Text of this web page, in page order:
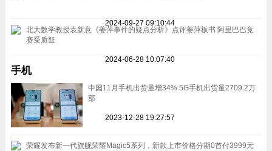
2024-09-27 09:10:44
北大数学教授袁新意《姜萍事件的疑点分析》点评姜萍板书 阿里巴巴竞
赛受质疑
2024-06-28 10:07:40
手机
中国11月手机出货量增34% 5G手机出货量2709.2万
部
2023-12-28 19:27:57
荣耀发布新一代旗舰荣耀Magic5系列，新款上市价格分期0首付3999元